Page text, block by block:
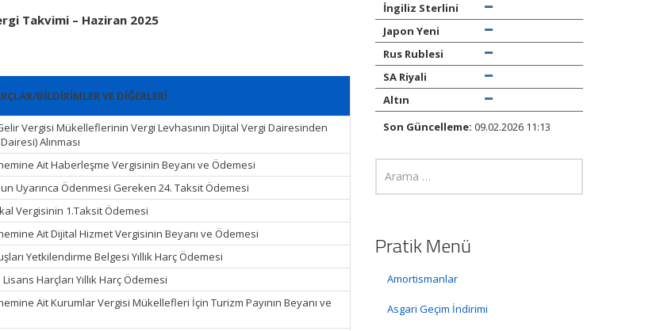
Takvimi – Haziran 2025
BİLDİRİMLER VE DİĞERLERİ
Gelir Vergisi Mükelleflerinin Vergi Levhasının Dijital Vergi Dairesinden
Alınması
Ait Haberleşme Vergisinin Beyanı ve Ödemesi
Uyarınca Ödenmesi Gereken 24. Taksit Ödemesi
Vergisinin 1.Taksit Ödemesi
Ait Dijital Hizmet Vergisinin Beyanı ve Ödemesi
Yetkilendirme Belgesi Yıllık Harç Ödemesi
Harçları Yıllık Harç Ödemesi
Ait Kurumlar Vergisi Mükellefleri İçin Turizm Payının Beyanı ve
İngiliz Sterlini
Japon Yeni
Rus Rublesi
SA Riyali
Altın
Son Güncelleme: 09.02.2026 11:13
Pratik Menü
Amortismanlar
Asgari Geçim İndirimi